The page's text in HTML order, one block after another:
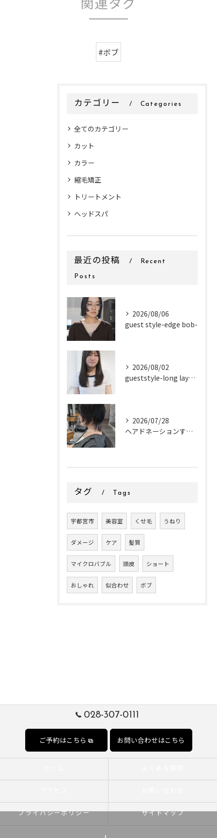
関連タグ
#ボブ
カテゴリー Categories
全てのカテゴリー
カット
カラー
縮毛矯正
トリートメント
ヘッドスパ
最近の投稿 Recent
Posts
2026/08/06
guest style-edge bob-
2026/08/02
gueststyle-long layer-
2026/07/28
ヘアドネーションするお客様✂
タグ Tags
宇都宮市 美容室 くせ毛 うねり
ダメージ ケア 髪質
マイクロバブル 頭皮 ショート
おしゃれ 似合わせ ボブ
028-307-0111
ご予約はこちら お問い合わせはこちら
プライバシーポリシー サイトマップ